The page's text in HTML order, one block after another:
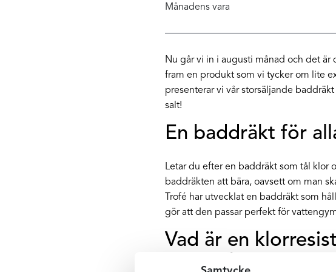
Månadens vara
Nu går vi in i augusti månad och det är
fram en produkt som vi tycker om lite
presenterar vi vår storsäljande
salt!
En baddräkt för
Letar du efter en baddräkt som tål klor
baddräkten att bära, oavsett om man
Trofé har utvecklat en baddräkt som
gör att den passar perfekt för
Vad är en
baddräkt?